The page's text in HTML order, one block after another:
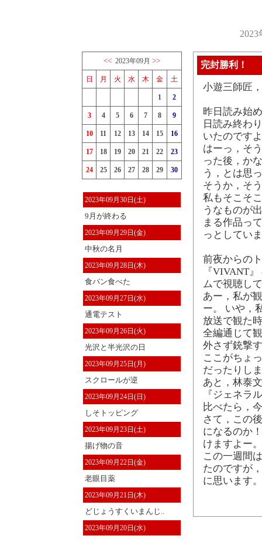
<< 2023年09月 >>
日 月 火 水 木 金 土
1 2
3 4 5 6 7 8 9
10 11 12 13 14 15 16
17 18 19 20 21 22 23
24 25 26 27 28 29 30
2023年09月30日(土)
9月が終わる
2023年09月29日(金)
中秋の名月
2023年09月28日(木)
食パン食べた
2023年09月27日(水)
通電テスト
2023年09月26日(火)
光沢と半光沢の日
2023年09月25日(月)
スクロールが逆
2023年09月24日(日)
しそトッピング
2023年09月23日(土)
揚げ物の音
2023年09月22日(金)
老眼目薬
2023年09月21日(木)
どじょうすくいまんじ..
2023年09月20日(水)
完封勝利！
小遊三師匠
昨日読み始
日読み終わ
いたのです
はーっ，そ
った後，か
う，とは思
そうか，そ
私もそこそ
うなものが
まる作品っ
っとしてい
前夜からの
『VIVANT
ムで視聴し
あー，私が
ー。 いや，
放送で観た
全編通じて
外さず銃撃
ここがちょ
だったりし
あと，林泰
『ジェネラ
比べたら，
さて，この
になるのか
けますよー。
この一週間
たのですが
に思います